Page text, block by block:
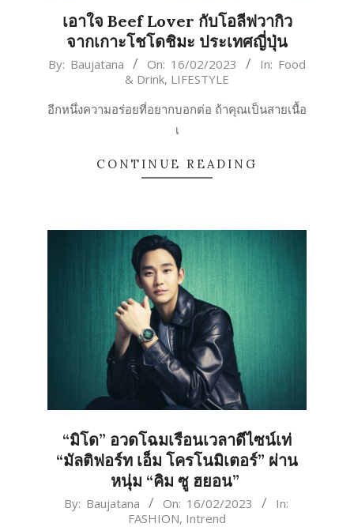
เอาใจ Beef Lover กับโอลีฟวากิว
จากเกาะโชโดชิมะ ประเทศญี่ปุ่น
2023-
16
By: Baujatana On: 16/02/2023 In: Food
& Drink, LIFESTYLE
อีกหนึ่งความอร่อยที่อยากบอกต่อ ถ้าคุณเป็นสายเนื้อ
เ
CONTINUE READING
“มิโด” อวดโฉมเรือนเวลาดีไซน์เท่
“มัลติฟอร์ท เอ็ม โครโนมิเตอร์” ผ่าน
หนุ่ม “คิม ซู ฮยอน”
2023-
By: Baujatana On: 16/02/2023
In:
FASHION, Intrend